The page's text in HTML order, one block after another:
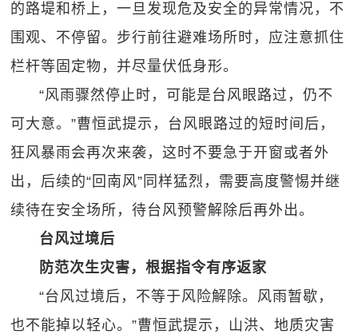
的路堤和桥上，一旦发现危及安全的异常情况，不
围观、不停留。步行前往避难场所时，应注意抓住
栏杆等固定物，并尽量伏低身形。
“风雨骤然停止时，可能是台风眼路过，仍不
可大意。”曹恒武提示，台风眼路过的短时间后，
狂风暴雨会再次来袭，这时不要急于开窗或者外
出，后续的“回南风”同样猛烈，需要高度警惕并继
续待在安全场所，待台风预警解除后再外出。
台风过境后
防范次生灾害，根据指令有序返家
“台风过境后，不等于风险解除。风雨暂歇，
也不能掉以轻心。”曹恒武提示，山洪、地质灾害